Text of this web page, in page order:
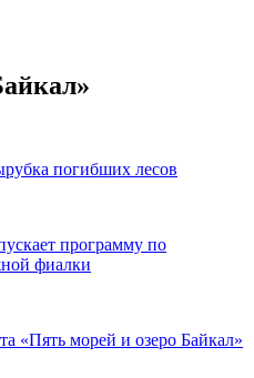
погибших лесов
программу по
фиалки
«Пять морей и озеро Байкал»